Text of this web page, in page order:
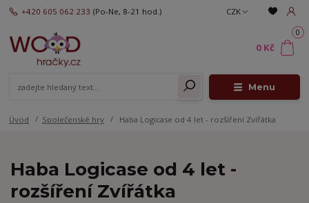
Menu
CZK
+420 605 062 233 (Po-Ne, 8-21 hod.)
0
0 Kč
Úvod Společenské hry Haba Logicase od 4 let - rozšíření Zvířátka
Haba Logicase od 4 let -
rozšíření Zvířátka